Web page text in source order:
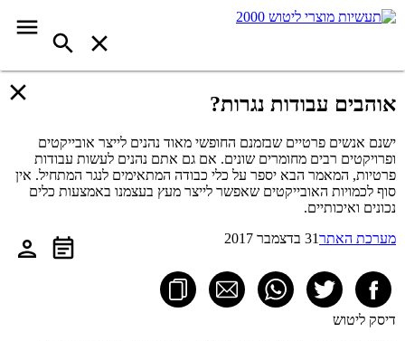
אוהבים עבודות נגרות?
ישנם אנשים פרטיים שבזמנם החופשי מאוד נהנים לייצר אובייקטים
ופרויקטים רבים מחומרים שונים. אם גם אתם נהנים לעשות עבודות
פרטיות, המאמר הבא יספר על כלי כבודה המתאימים לנגר המתחיל. אין
סוף לכמויות האובייקטים שאפשר לייצר מעץ בעצמנו באמצעות כלים
נכונים ואיכותיים.
מערכת האתר31 בדצמבר 2017
דיסק ליטוש